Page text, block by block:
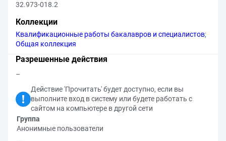
32.973-018.2
Коллекции
Квалификационные работы бакалавров и специалистов;
Общая коллекция
Разрешенные действия
–
Действие 'Прочитать' будет доступно, если вы
выполните вход в систему или будете работать с
сайтом на компьютере в другой сети
Группа
Анонимные пользователи